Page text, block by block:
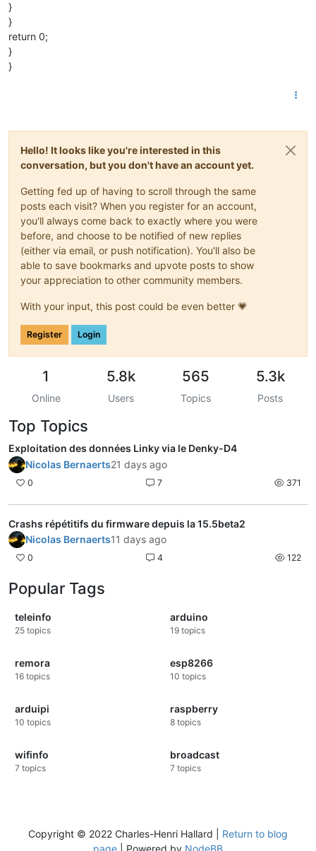
}
}
return 0;
}
}
Hello! It looks like you're interested in this
conversation, but you don't have an account yet.
Getting fed up of having to scroll through the same
posts each visit? When you register for an account,
you'll always come back to exactly where you were
before, and choose to be notified of new replies
(either via email, or push notification). You'll also be
able to save bookmarks and upvote posts to show
your appreciation to other community members.
With your input, this post could be even better 💗
Register Login
1
Online
5.8k
Users
565
Topics
5.3k
Posts
Top Topics
Exploitation des données Linky via le Denky-D4
Nicolas Bernaerts21 days ago
0 7 371
Crashs répétitifs du firmware depuis la 15.5beta2
Nicolas Bernaerts11 days ago
0 4 122
Popular Tags
teleinfo
25 topics
arduino
19 topics
remora
16 topics
esp8266
10 topics
arduipi
10 topics
raspberry
8 topics
wifinfo
7 topics
broadcast
7 topics
Copyright © 2022 Charles-Henri Hallard | Return to blog
page | Powered by NodeBB